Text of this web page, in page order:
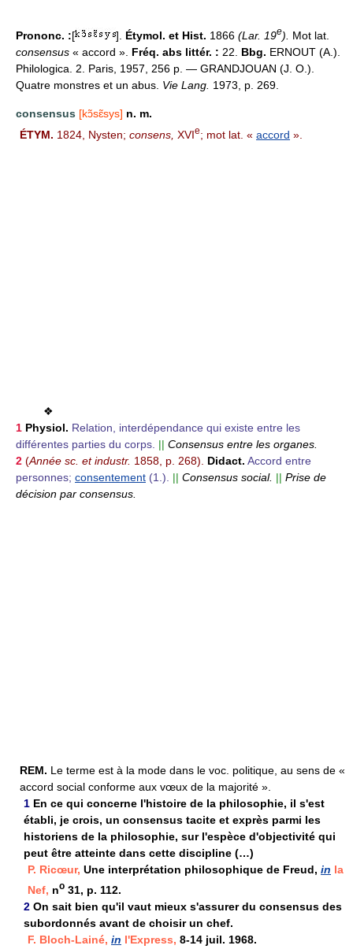
Prononc. :[ ]. Étymol. et Hist. 1866 (Lar. 19e).
Mot lat.
consensus « accord ». Fréq. abs littér. : 22. Bbg. ERNOUT (A.).
Philologica. 2. Paris, 1957, 256 p. — GRANDJOUAN (J. O.).
Quatre monstres et un abus. Vie Lang. 1973, p. 269.
consensus [kɔ̃sɛ̃sys] n. m.
ÉTYM. 1824, Nysten; consens, XVIe; mot lat. « accord ».
❖
1 Physiol. Relation, interdépendance qui existe entre les
différentes parties du corps. || Consensus entre les organes.
2 (Année sc. et industr. 1858, p. 268). Didact. Accord entre
personnes; consentement (1.). || Consensus social. || Prise de
décision par consensus.
REM. Le terme est à la mode dans le voc. politique, au sens de «
accord social conforme aux vœux de la majorité ».
1 En ce qui concerne l'histoire de la philosophie, il s'est
établi, je crois, un consensus tacite et exprès parmi les
historiens de la philosophie, sur l'espèce d'objectivité qui
peut être atteinte dans cette discipline (…)
P. Ricœur, Une interprétation philosophique de Freud, in la
Nef, no 31, p. 112.
2 On sait bien qu'il vaut mieux s'assurer du consensus des
subordonnés avant de choisir un chef.
F. Bloch-Lainé, in l'Express, 8-14 juil. 1968.